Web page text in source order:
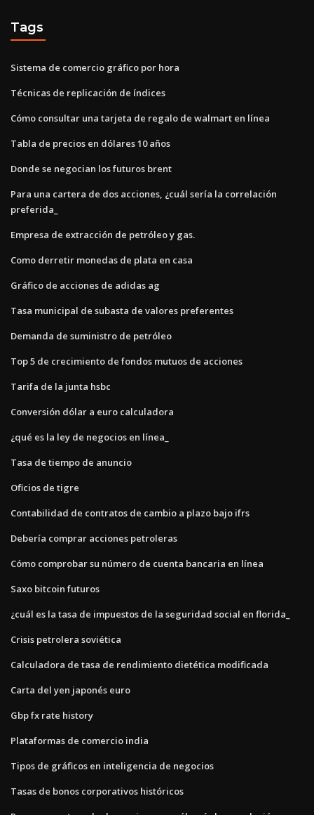
Tags
Sistema de comercio gráfico por hora
Técnicas de replicación de índices
Cómo consultar una tarjeta de regalo de walmart en línea
Tabla de precios en dólares 10 años
Donde se negocian los futuros brent
Para una cartera de dos acciones, ¿cuál sería la correlación
preferida_
Empresa de extracción de petróleo y gas.
Como derretir monedas de plata en casa
Gráfico de acciones de adidas ag
Tasa municipal de subasta de valores preferentes
Demanda de suministro de petróleo
Top 5 de crecimiento de fondos mutuos de acciones
Tarifa de la junta hsbc
Conversión dólar a euro calculadora
¿qué es la ley de negocios en línea_
Tasa de tiempo de anuncio
Oficios de tigre
Contabilidad de contratos de cambio a plazo bajo ifrs
Debería comprar acciones petroleras
Cómo comprobar su número de cuenta bancaria en línea
Saxo bitcoin futuros
¿cuál es la tasa de impuestos de la seguridad social en florida_
Crisis petrolera soviética
Calculadora de tasa de rendimiento dietética modificada
Carta del yen japonés euro
Gbp fx rate history
Plataformas de comercio india
Tipos de gráficos en inteligencia de negocios
Tasas de bonos corporativos históricos